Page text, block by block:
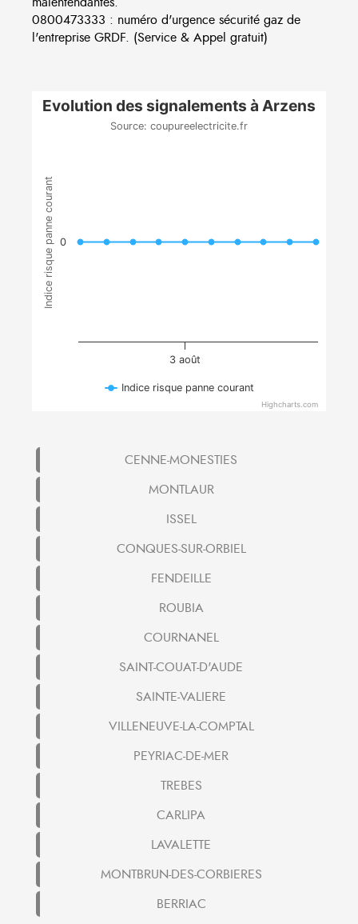
0800473333 : numéro d'urgence sécurité gaz de
l'entreprise GRDF. (Service & Appel gratuit)
Indice risque panne courant
Evolution des signalements à Arzens
Source: coupureelectricite.fr
3 août
0
Indice risque panne courant
Highcharts.com
CENNE-MONESTIES
MONTLAUR
ISSEL
CONQUES-SUR-ORBIEL
FENDEILLE
ROUBIA
COURNANEL
SAINT-COUAT-D'AUDE
SAINTE-VALIERE
VILLENEUVE-LA-COMPTAL
PEYRIAC-DE-MER
TREBES
CARLIPA
LAVALETTE
MONTBRUN-DES-CORBIERES
BERRIAC